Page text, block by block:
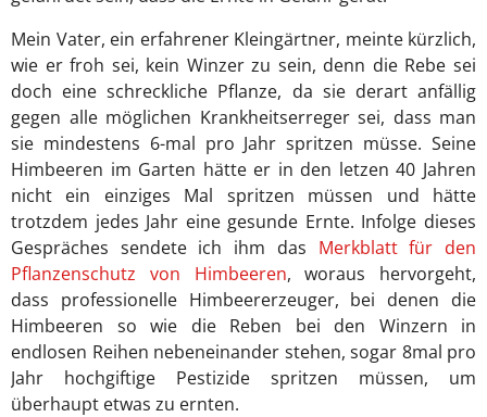
Mein Vater, ein erfahrener Kleingärtner, meinte kürzlich,
wie er froh sei, kein Winzer zu sein, denn die Rebe sei
doch eine schreckliche Pflanze, da sie derart anfällig
gegen alle möglichen Krankheitserreger sei, dass man
sie mindestens 6-mal pro Jahr spritzen müsse. Seine
Himbeeren im Garten hätte er in den letzen 40 Jahren
nicht ein einziges Mal spritzen müssen und hätte
trotzdem jedes Jahr eine gesunde Ernte. Infolge dieses
Gespräches sendete ich ihm das Merkblatt für den
Pflanzenschutz von Himbeeren, woraus hervorgeht,
dass professionelle Himbeererzeuger, bei denen die
Himbeeren so wie die Reben bei den Winzern in
endlosen Reihen nebeneinander stehen, sogar 8mal pro
Jahr hochgiftige Pestizide spritzen müssen, um
überhaupt etwas zu ernten.